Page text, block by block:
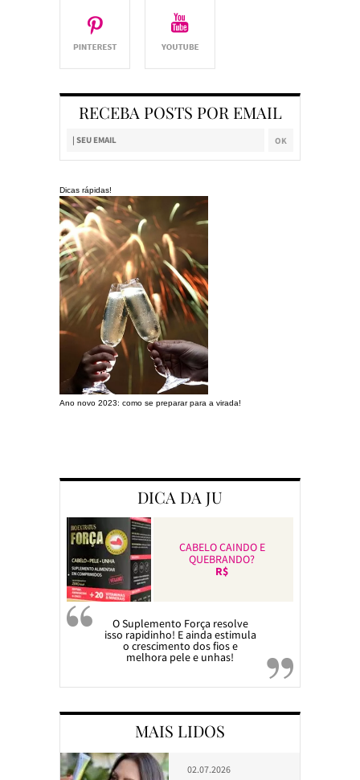
RECEBA POSTS POR EMAIL
Dicas rápidas!
Ano novo 2023: como se preparar para a virada!
DICA DA JU
CABELO CAINDO E
QUEBRANDO?
R$
O Suplemento Força resolve
isso rapidinho! E ainda estimula
o crescimento dos fios e
melhora pele e unhas!
MAIS LIDOS
02.07.2026